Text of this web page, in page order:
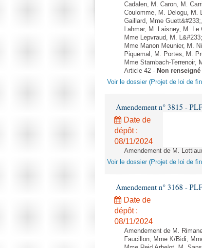
Cadalen, M. Caron, M.
Coulomme, M. Delogu, M.
Gaillard, Mme
Lahmar, M. Laisney, M.
Mme Lepvraud, M.
Mme Manon Meunier, M.
Piquemal, M. Portes, M.
Mme Stambach-Terrenoir,
Article 42 - Non renseigné
Voir le dossier (Projet de loi de
Amendement n° 3815 -
Date de
dépôt :
08/11/2024
Amendement de M.
Voir le dossier (Projet de loi de
Amendement n° 3168 -
Date de
dépôt :
08/11/2024
Amendement de M.
Faucillon, Mme K/Bidi,